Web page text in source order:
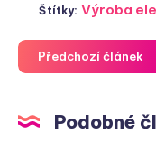
Štítky: Výroba
Předchozí článek
Podobné